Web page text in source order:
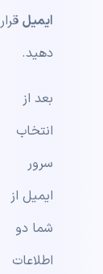
ایمیلقرار
دهید.
بعد از
انتخاب
سرور
ایمیل از
شما دو
اطلاعات